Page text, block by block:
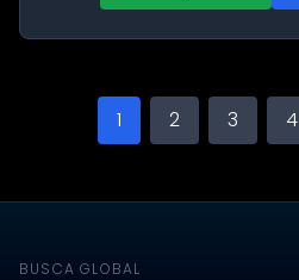
1 2 3 4
BUSCA GLOBAL